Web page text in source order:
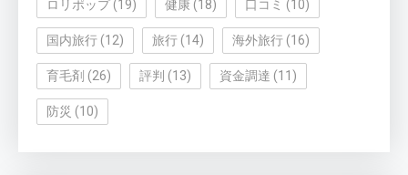
ロリポップ(19) 健康 (18) 口コミ (10)
国内旅行 (12) 旅行 (14) 海外旅行 (16)
育毛剤 (26) 評判 (13) 資金調達 (11)
防災 (10)